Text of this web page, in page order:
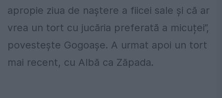
apropie ziua de naștere a fiicei sale și că ar
vrea un tort cu jucăria preferată a micuței”,
povestește Gogoașe. A urmat apoi un tort
mai recent, cu Albă ca Zăpada.